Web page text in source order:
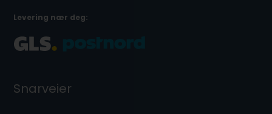
Levering nær deg:
Snarveier